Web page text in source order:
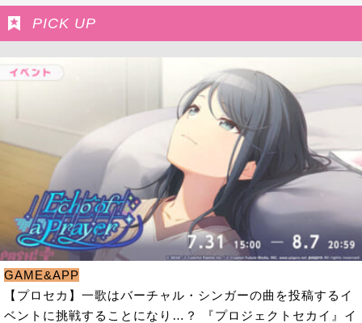
PICK UP
GAME&APP
【プロセカ】一歌はバーチャル・シンガーの曲を投稿するイ
ベントに挑戦することになり…？ 『プロジェクトセカイ』イ